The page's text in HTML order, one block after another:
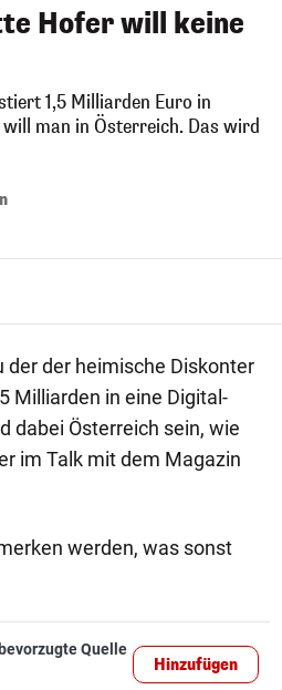
Hofer will keine
1,5 Milliarden Euro in
man in Österreich. Das wird
der der heimische Diskonter
Milliarden in eine Digital-
dabei Österreich sein, wie
im Talk mit dem Magazin
werden, was sonst
bevorzugte Quelle
Hinzufügen